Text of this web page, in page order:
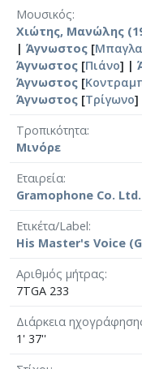
Μουσικός
Χιώτης, Μανώλης
| Άγνωστος [
Άγνωστος [Πιάνο] |
Άγνωστος [
Άγνωστος [Τρίγωνο]
Τροπικότητα
Μινόρε
Εταιρεία
Gramophone Co. Ltd.
Ετικέτα/Label
His Master's Voice
Αριθμός μήτρας
7TGA 233
Διάρκεια
1' 37''